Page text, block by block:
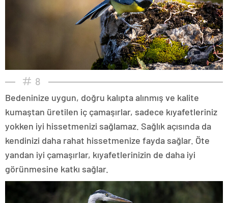
8
Bedeninize uygun, doğru kalıpta alınmış ve kalite
kumaştan üretilen iç çamaşırlar, sadece kıyafetleriniz
yokken iyi hissetmenizi sağlamaz. Sağlık açısında da
kendinizi daha rahat hissetmenize fayda sağlar. Öte
yandan iyi çamaşırlar, kıyafetlerinizin de daha iyi
görünmesine katkı sağlar.